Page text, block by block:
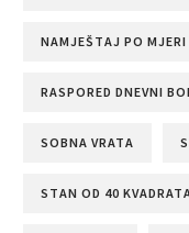
NAMJEŠTAJ PO MJERI
RASPORED DNEVNI
SOBNA VRATA
STAN OD 40